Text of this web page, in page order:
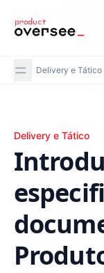
principal
Delivery e Tático
Introdução à
Delivery e Tático